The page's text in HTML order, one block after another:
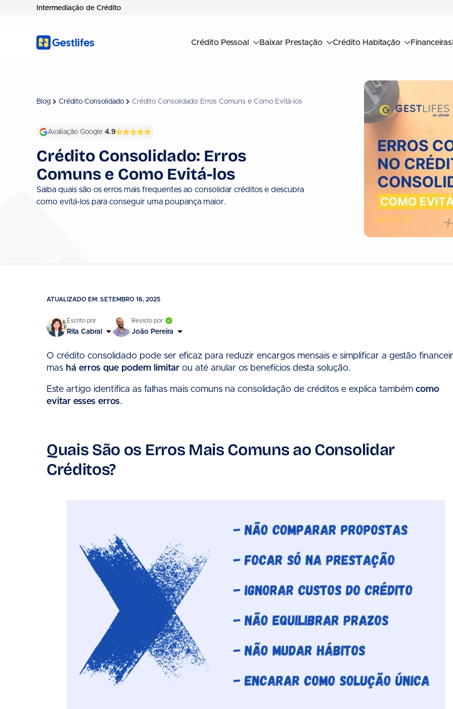
Intermediação de Crédito
Crédito Pessoal Baixar Prestação Crédito Habitação Financeiras
Blog Crédito Consolidado Crédito Consolidado: Erros Comuns e Como Evitá-los
Avaliação Google 4.9
Crédito Consolidado: Erros
Comuns e Como Evitá-los
Saiba quais são os erros mais frequentes ao consolidar créditos e descubra
como evitá-los para conseguir uma poupança maior.
ATUALIZADO EM: SETEMBRO 16, 2025
Rita Cabral João Pereira
O crédito consolidado pode ser eficaz para reduzir encargos mensais e simplificar a gestão
mas há erros que podem limitar ou até anular os benefícios desta solução.
Este artigo identifica as falhas mais comuns na consolidação de créditos e explica também como
evitar esses erros.
Quais São os Erros Mais Comuns ao Consolidar
Créditos?